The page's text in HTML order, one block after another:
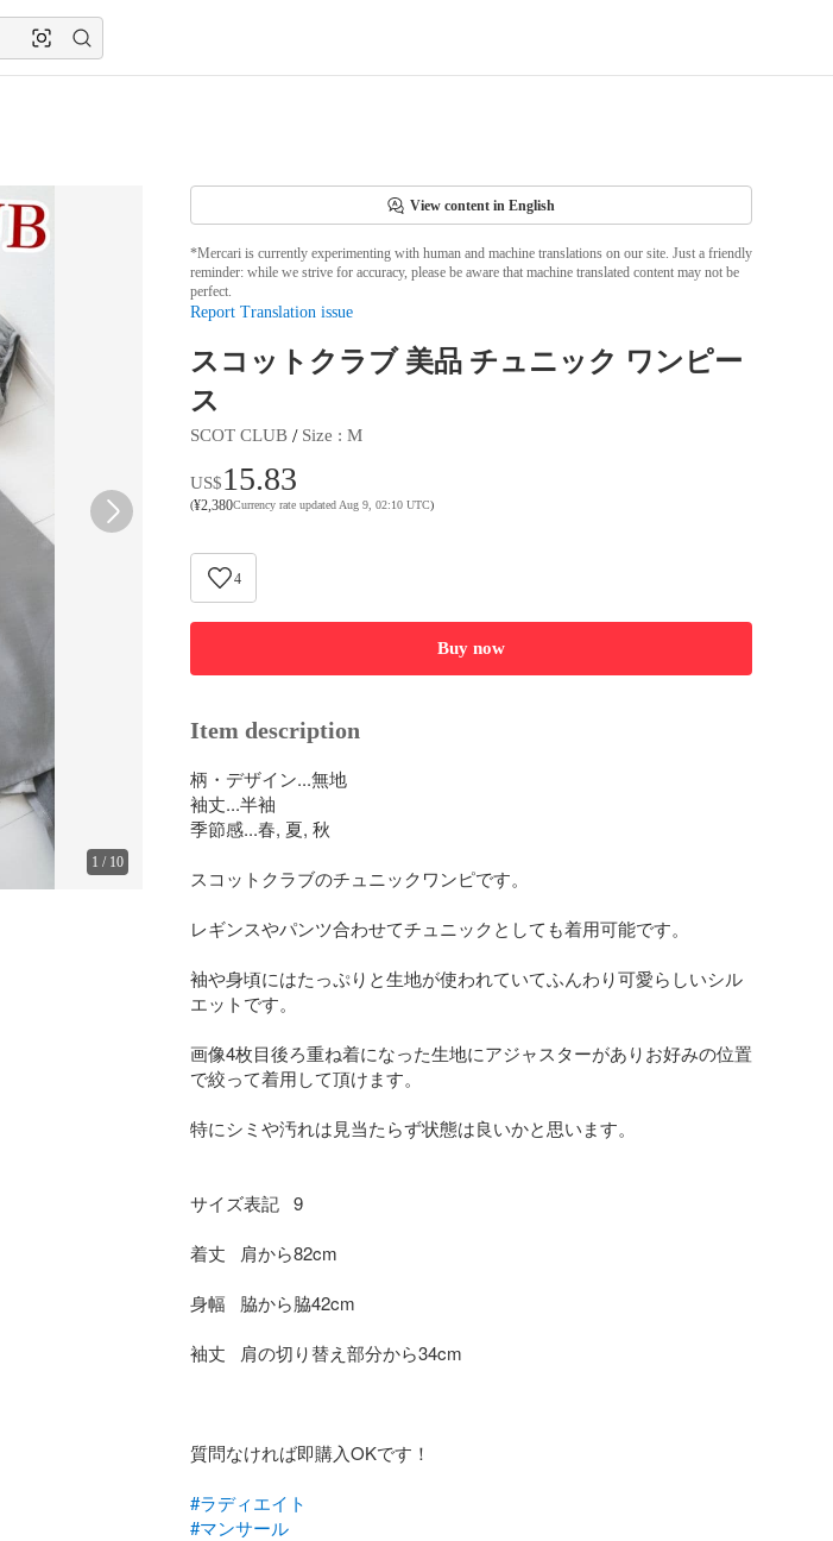
1 / 10
View content in English
*Mercari is currently experimenting with human and machine translations on our site. Just a friendly
reminder: while we strive for accuracy, please be aware that machine translated content may not be
perfect.
Report Translation issue
スコットクラブ 美品 チュニック ワンピー
ス
SCOT CLUB / Size : M
US$15.83
(¥2,380Currency rate updated Aug 9, 02:10 UTC)
4
Buy now
Item description
柄・デザイン...無地
袖丈...半袖
季節感...春, 夏, 秋
スコットクラブのチュニックワンピです。
レギンスやパンツ合わせてチュニックとしても着用可能です。
袖や身頃にはたっぷりと生地が使われていてふんわり可愛らしいシル
エットです。
画像4枚目後ろ重ね着になった生地にアジャスターがありお好みの位置
で絞って着用して頂けます。
特にシミや汚れは見当たらず状態は良いかと思います。
サイズ表記   9
着丈   肩から82cm
身幅   脇から脇42cm
袖丈   肩の切り替え部分から34cm
質問なければ即購入OKです！
#ラディエイト
#マンサール